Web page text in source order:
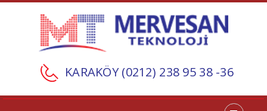
KARAKÖY (0212) 238 95 38 -36